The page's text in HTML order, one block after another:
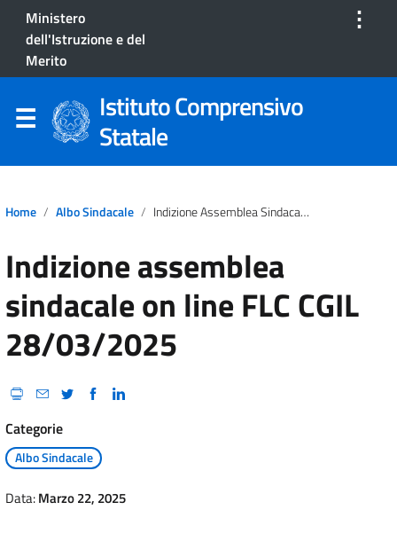
Ministero
dell'Istruzione e del
Merito
⋮
Istituto Comprensivo
Statale
Home Albo Sindacale Indizione Assemblea Sindacale On Line FLC CGIL 28/03/2025
Indizione assemblea
sindacale on line FLC CGIL
28/03/2025
Categorie
Albo Sindacale
Data:Marzo 22, 2025